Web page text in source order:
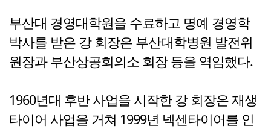
부산대 경영대학원을 수료하고 명예 경영학
박사를 받은 강 회장은 부산대학병원 발전위
원장과 부산상공회의소 회장 등을 역임했다.
1960년대 후반 사업을 시작한 강 회장은 재생
타이어 사업을 거쳐 1999년 넥센타이어를 인